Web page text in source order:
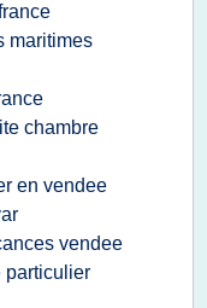
maritimes
chambre
en vendee
vendee
particulier